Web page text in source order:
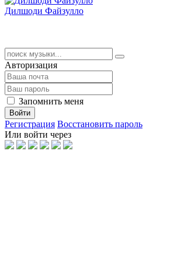
Дилшоди Файзулло
Авторизация
Запомнить меня
Войти
Регистрация Восстановить пароль
Или войти через